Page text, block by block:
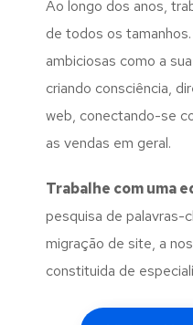
Ao longo dos anos,
de todos os
ambiciosas como a
criando consciência,
web, conectando-se
as vendas em geral.
Trabalhe com uma
pesquisa de palavras-
migração de site, a
constituida de